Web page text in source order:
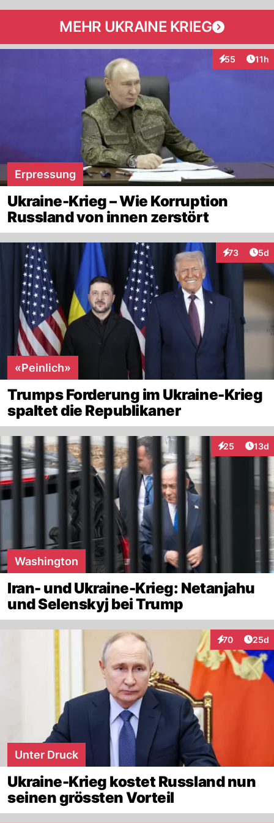
MEHR UKRAINE KRIEG
55
Interaktionen
11h
Erpressung
Ukraine-Krieg – Wie Korruption
Russland von innen zerstört
73
Interaktionen
5d
«Peinlich»
Trumps Forderung im Ukraine-Krieg
spaltet die Republikaner
25
Interaktionen
13d
Washington
Iran- und Ukraine-Krieg: Netanjahu
und Selenskyj bei Trump
70
Interaktionen
25d
Unter Druck
Ukraine-Krieg kostet Russland nun
seinen grössten Vorteil